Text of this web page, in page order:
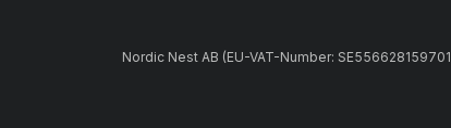
Nordic Nest AB (EU-VAT-Number: